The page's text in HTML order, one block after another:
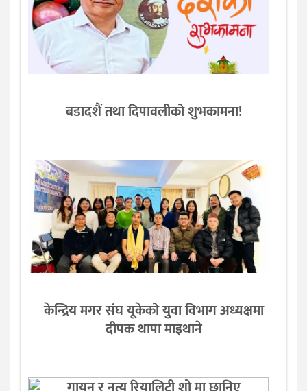
बडादशैं तथा दिपावलीको शुभकामना!
केन्द्रिय मगर संघ यूकेको युवा विभाग अध्यक्षमा
दीपक थापा माइथाने